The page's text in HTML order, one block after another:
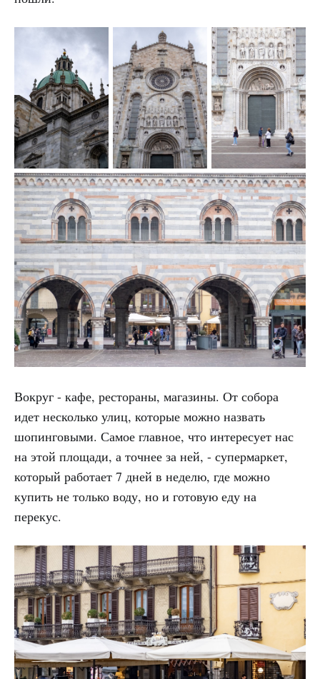
Вокруг - кафе, рестораны, магазины. От собора
идет несколько улиц, которые можно назвать
шопинговыми. Самое главное, что интересует нас
на этой площади, а точнее за ней, - супермаркет,
который работает 7 дней в неделю, где можно
купить не только воду, но и готовую еду на
перекус.